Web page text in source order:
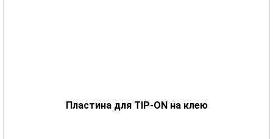
Пластина для TIP-ON на клею